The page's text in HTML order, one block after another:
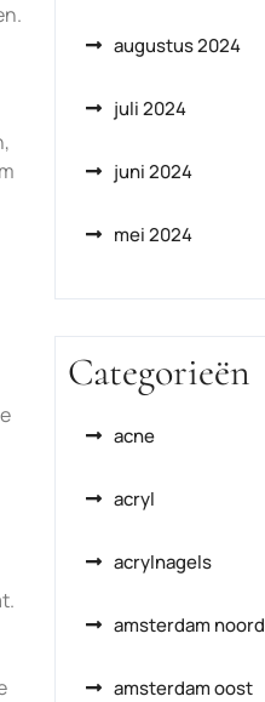
augustus 2024
juli 2024
juni 2024
mei 2024
Categorieën
acne
acryl
acrylnagels
amsterdam noord
amsterdam oost